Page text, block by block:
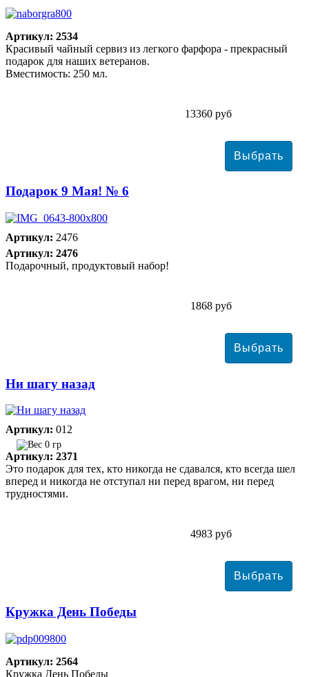
Артикул: 2534
Красивый чайный сервиз из легкого фарфора - прекрасный
подарок для наших ветеранов.
Вместимость: 250 мл.
13360 руб
Подарок 9 Мая! № 6
Артикул: 2476
Артикул: 2476
Подарочный, продуктовый набор!
1868 руб
Ни шагу назад
Артикул: 012
0 гр
Артикул: 2371
Это подарок для тех, кто никогда не сдавался, кто всегда шел
вперед и никогда не отступал ни перед врагом, ни перед
трудностями.
4983 руб
Кружка День Победы
Артикул: 2564
Кружка День Победы